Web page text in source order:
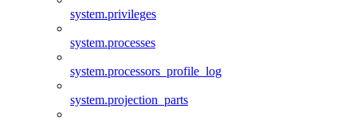
system.privileges
system.processes
system.processors_profile_log
system.projection_parts